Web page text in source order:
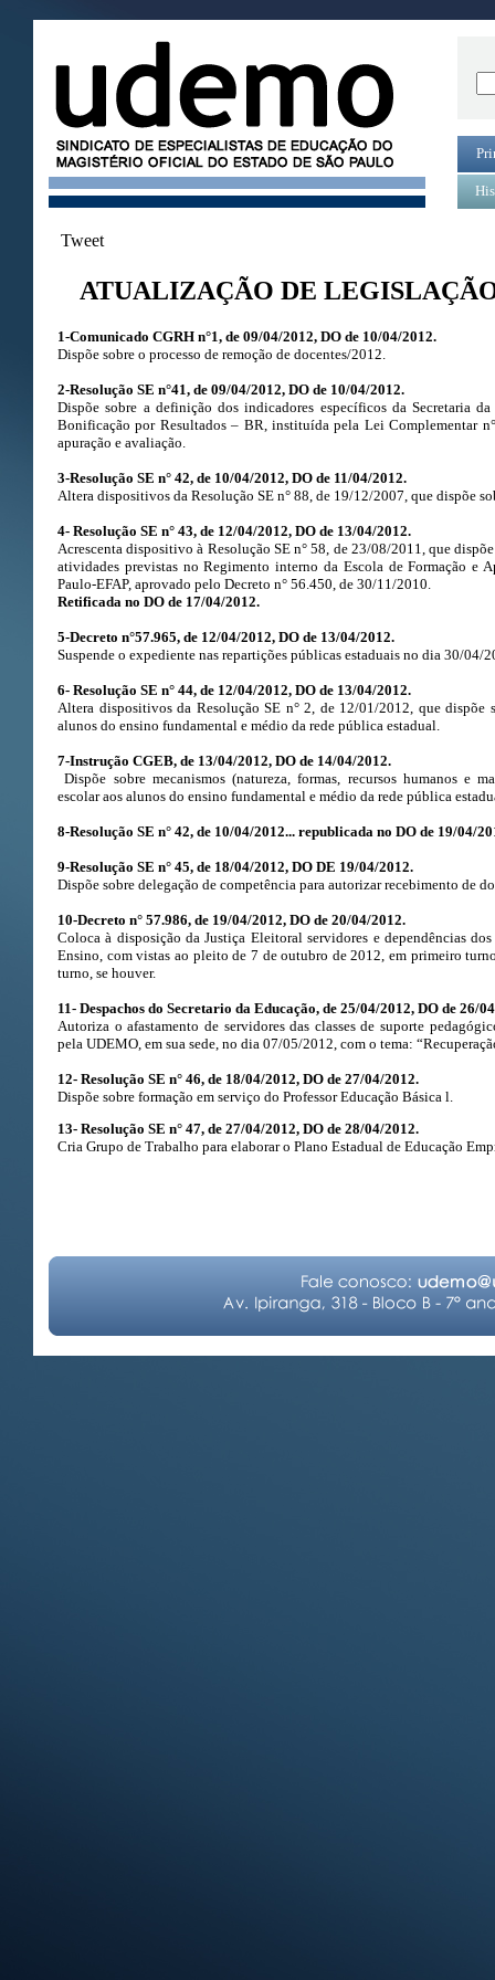
Tweet
ATUALIZAÇÃO DE
1-Comunicado CGRH n°1, de 09/04/2012, DO de 10/04/2012.
Dispõe sobre o processo de remoção de docentes/2012.
2-Resolução SE n°41, de 09/04/2012, DO de 10/04/2012.
Dispõe sobre a definição dos indicadores específicos da Secretaria
Bonificação por Resultados – BR, instituída pela Lei Complementar
apuração e avaliação.
3-Resolução SE n° 42, de 10/04/2012, DO de 11/04/2012.
Altera dispositivos da Resolução SE n° 88, de 19/12/2007, que dispõe
4- Resolução SE n° 43, de 12/04/2012, DO de 13/04/2012.
Acrescenta dispositivo à Resolução SE n° 58, de 23/08/2011, que
atividades previstas no Regimento interno da Escola de Formação e
Paulo-EFAP, aprovado pelo Decreto n° 56.450, de 30/11/2010.
Retificada no DO de 17/04/2012.
5-Decreto n°57.965, de 12/04/2012, DO de 13/04/2012.
Suspende o expediente nas repartições públicas estaduais no dia 30/04/
6- Resolução SE n° 44, de 12/04/2012, DO de 13/04/2012.
Altera dispositivos da Resolução SE n° 2, de 12/01/2012, que dispõe
alunos do ensino fundamental e médio da rede pública estadual.
7-Instrução CGEB, de 13/04/2012, DO de 14/04/2012.
Dispõe sobre mecanismos (natureza, formas, recursos humanos e
escolar aos alunos do ensino fundamental e médio da rede pública
8-Resolução SE n° 42, de 10/04/2012... republicada no DO de 19/04/
9-Resolução SE n° 45, de 18/04/2012, DO DE 19/04/2012.
Dispõe sobre delegação de competência para autorizar recebimento de
10-Decreto n° 57.986, de 19/04/2012, DO de 20/04/2012.
Coloca à disposição da Justiça Eleitoral servidores e dependências
Ensino, com vistas ao pleito de 7 de outubro de 2012, em primeiro
turno, se houver.
11- Despachos do Secretario da Educação, de 25/04/2012, DO de 26/
Autoriza o afastamento de servidores das classes de suporte
pela UDEMO, em sua sede, no dia 07/05/2012, com o tema:
12- Resolução SE n° 46, de 18/04/2012, DO de 27/04/2012.
Dispõe sobre formação em serviço do Professor Educação Básica l.
13- Resolução SE n° 47, de 27/04/2012, DO de 28/04/2012.
Cria Grupo de Trabalho para elaborar o Plano Estadual de Educação